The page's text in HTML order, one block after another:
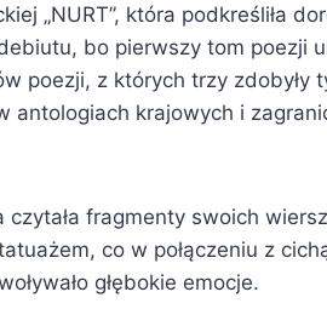
„NURT”, która podkreśliła
bo pierwszy tom poezji
poezji, z których trzy zdobyły
antologiach krajowych i
czytała fragmenty swoich
co w połączeniu z
głębokie emocje.